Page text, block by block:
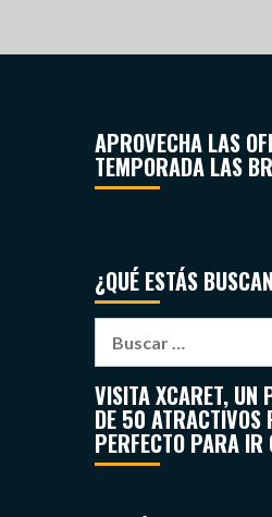
APROVECHA LAS
TEMPORADA LAS
¿QUÉ ESTÁS
VISITA XCARET, UN
DE 50 ATRACTIVOS
PERFECTO PARA